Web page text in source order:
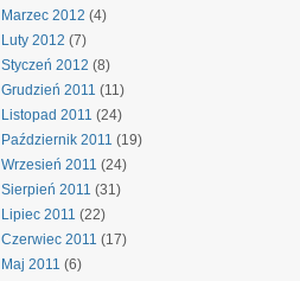
Marzec 2012 (4)
Luty 2012 (7)
Styczeń 2012 (8)
Grudzień 2011 (11)
Listopad 2011 (24)
Październik 2011 (19)
Wrzesień 2011 (24)
Sierpień 2011 (31)
Lipiec 2011 (22)
Czerwiec 2011 (17)
Maj 2011 (6)